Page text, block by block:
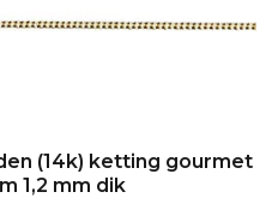
(14k) ketting gourmet
1,2 mm dik